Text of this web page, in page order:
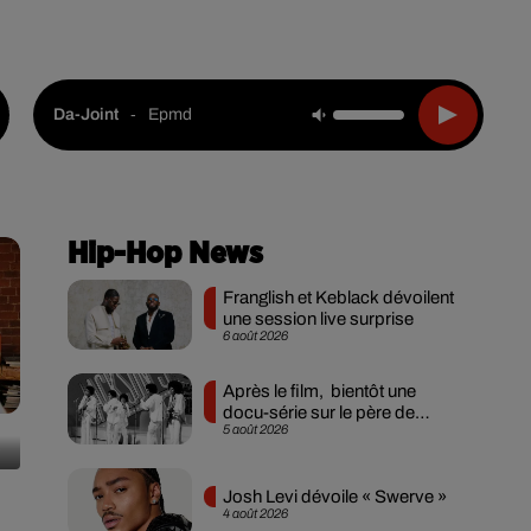
Da-Joint - Epmd
Hip-Hop News
6 août 2026
Franglish et Keblack dévoilent
une session live surprise
5 août 2026
Après le film, bientôt une
docu-série sur le père de
Michael Jackson
4 août 2026
Josh Levi dévoile « Swerve »